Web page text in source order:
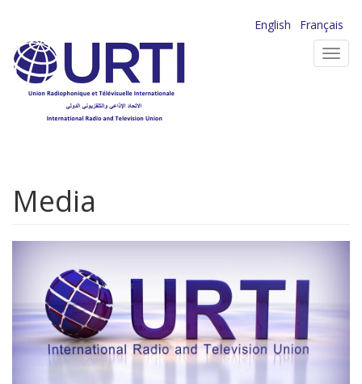
contenu
principal
English
Français
Media